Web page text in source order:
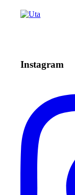
Instagram